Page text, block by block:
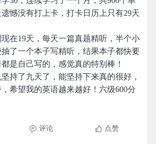
憾没有打上卡，打卡日历上只有29天
在19天，每天一篇真题精听，半个小
了一个本子写精听，结果本子都快要
是自己写的，感觉真的特别棒！
持了九天了，能坚持下来真的很好，
希望我的英语越来越好！六级600分
评论 点赞